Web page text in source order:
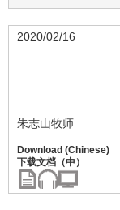
2020/02/16
朱志山牧师